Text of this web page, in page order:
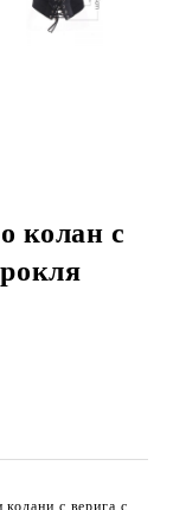
колан с
с верига с